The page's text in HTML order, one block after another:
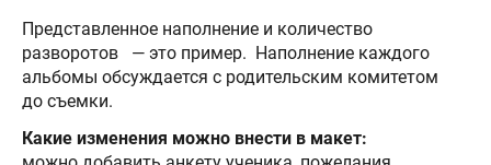
Представленное наполнение и количество
разворотов — это пример. Наполнение каждого
альбомы обсуждается с родительским комитетом
до съемки.
Какие изменения можно внести в макет: